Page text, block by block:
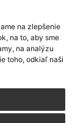
na zlepšenie
na to, aby sme
na analýzu
toho, odkiaľ naši
využitím RSS
,web portál
domény